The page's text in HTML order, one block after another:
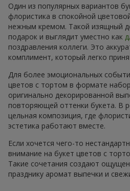
Один из популярных вариантов
флористика в спокойной
нежным кремом. Такой изящный
подарок и выглядит уместно как
поздравления коллеги. Это
комплимент, который легко
Для более эмоциональных
цветов с тортом в формате
оригинально декорированной
повторяющей оттенки букета. В
цельная композиция, где
эстетика работают вместе.
Если хочется чего-то
внимание на букет цветов с
Такие сочетания создают
празднику аромат выпечки и